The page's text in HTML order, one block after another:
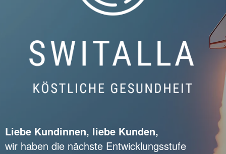
Liebe Kundinnen, liebe Kunden,
wir haben die nächste Entwicklungsstufe